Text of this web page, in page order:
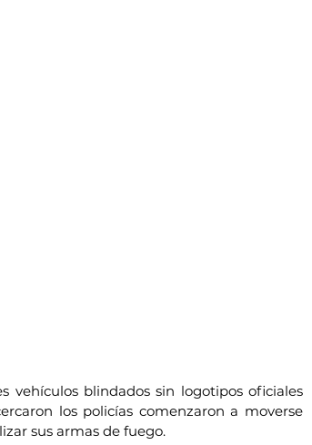
vehículos blindados sin logotipos oficiales
los policías comenzaron a moverse
sus armas de fuego.